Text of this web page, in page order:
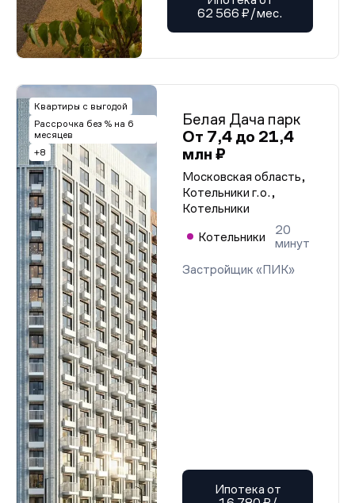
62 566 ₽/мес.
Квартиры с выгодой
Рассрочка без % на 6
месяцев
+8
Белая Дача парк
От 7,4 до 21,4
млн ₽
Московская область,
Котельники г.о.,
Котельники
Котельники
20
минут
Застройщик «ПИК»
Ипотека от